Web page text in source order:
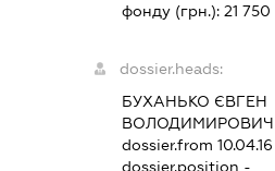
фонду (грн.): 21 750
dossier.heads:
БУХАНЬКО ЄВГЕН
ВОЛОДИМИРОВИЧ
dossier.from 10.04.16
dossier.position -